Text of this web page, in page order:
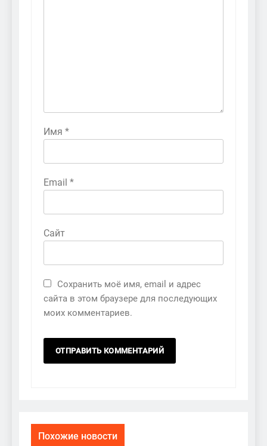
Имя *
Email *
Сайт
Сохранить моё имя, email и адрес
сайта в этом браузере для последующих
моих комментариев.
Похожие новости